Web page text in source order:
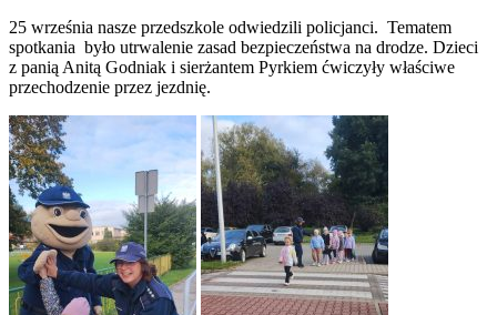
25 września nasze przedszkole odwiedzili policjanci. Tematem
spotkania było utrwalenie zasad bezpieczeństwa na drodze. Dzieci
z panią Anitą Godniak i sierżantem Pyrkiem ćwiczyły właściwe
przechodzenie przez jezdnię.